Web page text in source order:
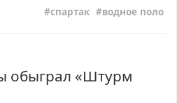
спартак водное поло
обыграл «Штурм